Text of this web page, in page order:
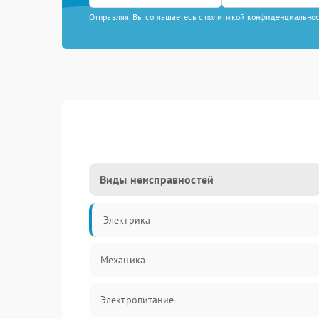
Отправляя, Вы соглашаетесь с политикой
Виды неисправностей
Электрика
Механика
Электропитание